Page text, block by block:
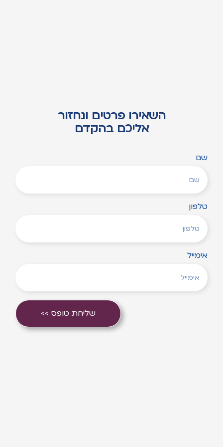
השאירו פרטים ונחזור
אליכם בהקדם
שם
טלפון
אימייל
שליחת טופס >>